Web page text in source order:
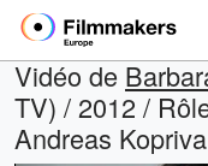
Vidéo de
TV) / 2012 /
Andreas